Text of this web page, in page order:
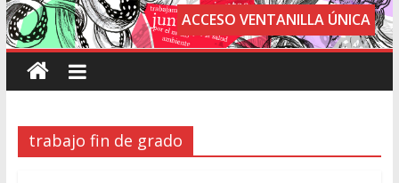
ACCESO VENTANILLA ÚNICA
trabajo fin de grado